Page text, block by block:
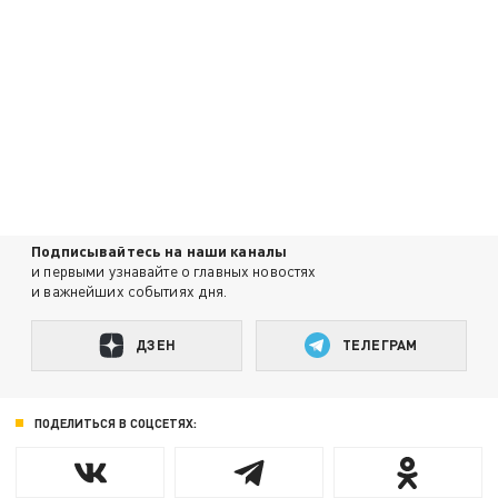
Подписывайтесь на наши каналы
и первыми узнавайте о главных новостях
и важнейших событиях дня.
ДЗЕН ТЕЛЕГРАМ
ПОДЕЛИТЬСЯ В СОЦСЕТЯХ: